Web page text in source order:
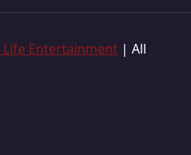
Life Entertainment | All